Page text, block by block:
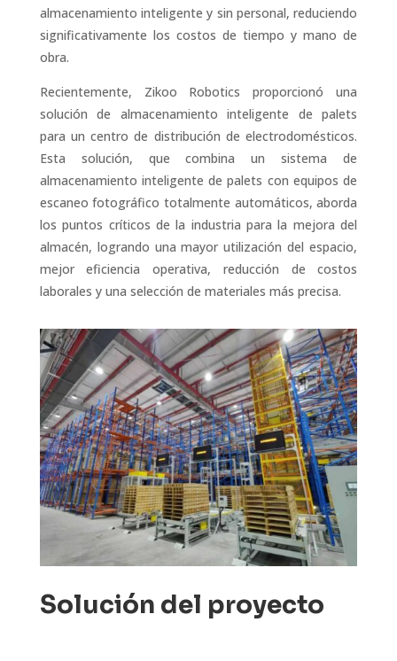
almacenamiento inteligente y sin personal, reduciendo
significativamente los costos de tiempo y mano de
obra.
Recientemente, Zikoo Robotics proporcionó una
solución de almacenamiento inteligente de palets
para un centro de distribución de electrodomésticos.
Esta solución, que combina un sistema de
almacenamiento inteligente de palets con equipos de
escaneo fotográfico totalmente automáticos, aborda
los puntos críticos de la industria para la mejora del
almacén, logrando una mayor utilización del espacio,
mejor eficiencia operativa, reducción de costos
laborales y una selección de materiales más precisa.
Solución del proyecto